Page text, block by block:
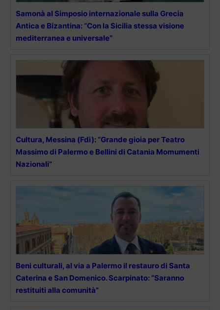
Samonà al Simposio internazionale sulla Grecia
Antica e Bizantina: “Con la Sicilia stessa visione
mediterranea e universale”
Cultura, Messina (Fdi): “Grande gioia per Teatro
Massimo di Palermo e Bellini di Catania Momumenti
Nazionali”
Beni culturali, al via a Palermo il restauro di Santa
Caterina e San Domenico. Scarpinato: “Saranno
restituiti alla comunità”